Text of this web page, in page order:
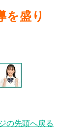
を盛り
の先頭へ戻る